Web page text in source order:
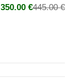
350.00 €445.00 €